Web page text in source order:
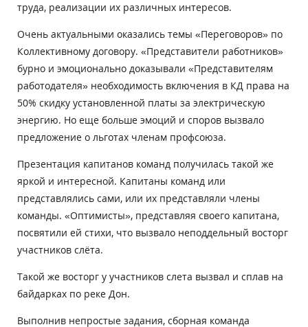
труда, реализации их различных интересов.
Очень актуальными оказались темы «Переговоров» по
Коллективному договору. «Представители работников»
бурно и эмоционально доказывали «Представителям
работодателя» необходимость включения в КД права на
50% скидку установленной платы за электрическую
энергию. Но еще больше эмоций и споров вызвало
предложение о льготах членам профсоюза.
Презентация капитанов команд получилась такой же
яркой и интересной. Капитаны команд или
представлялись сами, или их представляли члены
команды. «Оптимисты», представляя своего капитана,
посвятили ей стихи, что вызвало неподдельный восторг
участников слёта.
Такой же восторг у участников слета вызвал и сплав на
байдарках по реке Дон.
Выполнив непростые задания, сборная команда